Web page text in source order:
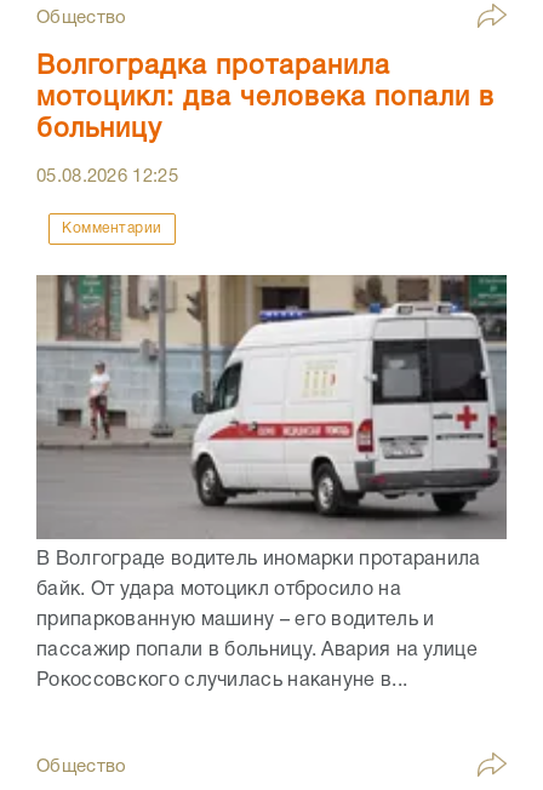
Общество
Волгоградка протаранила
мотоцикл: два человека попали в
больницу
05.08.2026 12:25
Комментарии
В Волгограде водитель иномарки протаранила
байк. От удара мотоцикл отбросило на
припаркованную машину – его водитель и
пассажир попали в больницу. Авария на улице
Рокоссовского случилась накануне в...
Общество